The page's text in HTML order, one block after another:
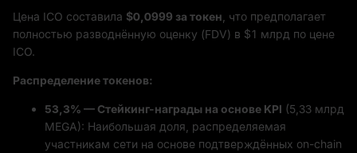
Цена ICO составила $0,0999 за токен , что предполагает
полностью разводнённую оценку (FDV) в $1 млрд по цене
ICO.
Распределение токенов:
53,3% — Стейкинг-награды на основе KPI (5,33 млрд
MEGA): Наибольшая доля, распределяемая
участникам сети на основе подтверждённых on-chain